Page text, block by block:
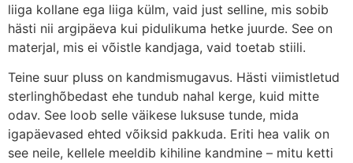
liiga kollane ega liiga külm, vaid just selline, mis sobib
hästi nii argipäeva kui pidulikuma hetke juurde. See on
materjal, mis ei võistle kandjaga, vaid toetab stiili.
Teine suur pluss on kandmismugavus. Hästi viimistletud
sterlinghõbedast ehe tundub nahal kerge, kuid mitte
odav. See loob selle väikese luksuse tunde, mida
igapäevased ehted võiksid pakkuda. Eriti hea valik on
see neile, kellele meeldib kihiline kandmine – mitu ketti